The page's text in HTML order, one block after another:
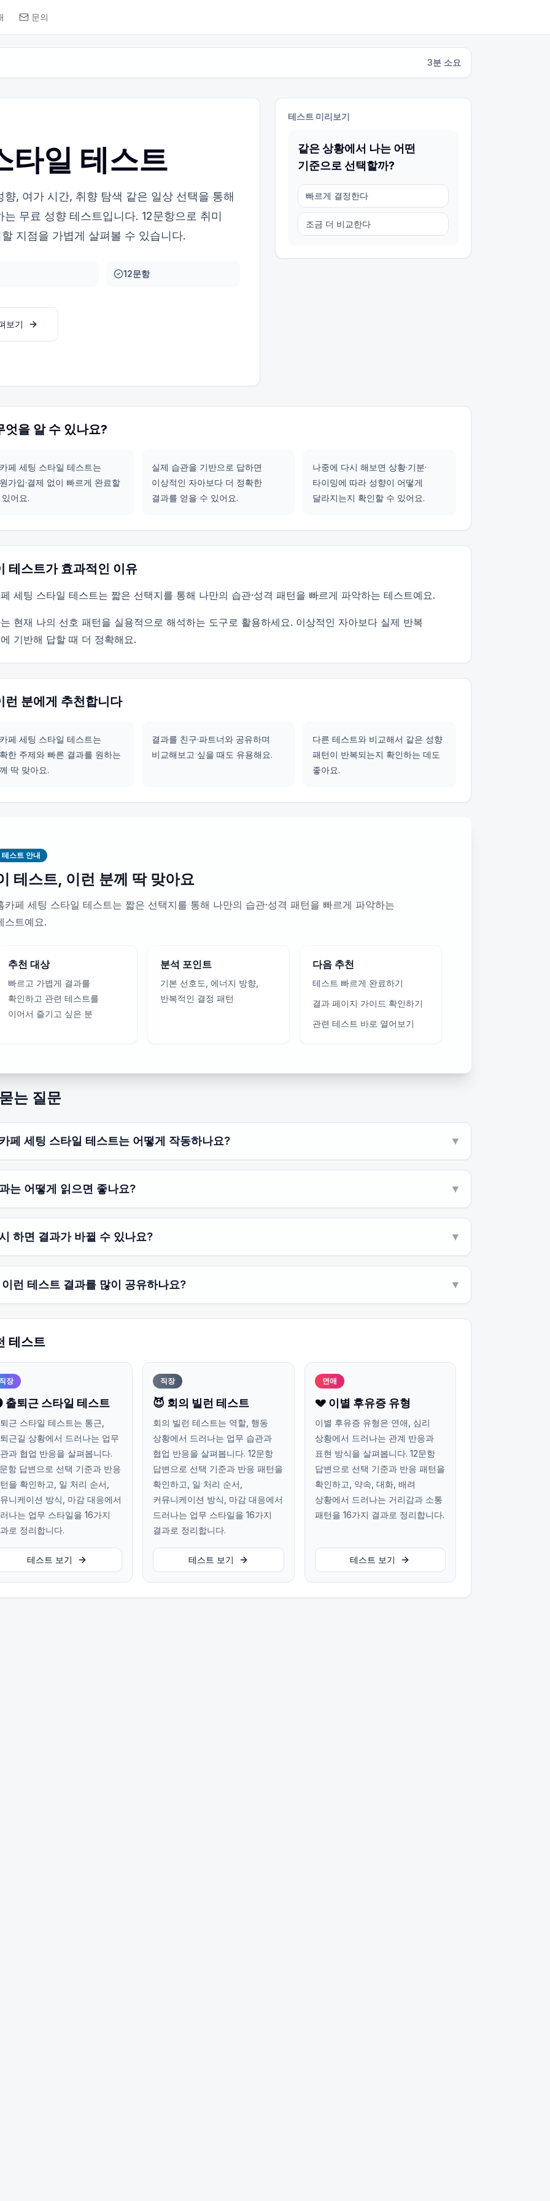
문의
3분 소요
타일 테스트
, 여가 시간, 취향 탐색 같은 일상 선택을 통해
무료 성향 테스트입니다. 12문항으로 취미
지점을 가볍게 살펴볼 수 있습니다.
12문항
보기
테스트 미리보기
같은 상황에서 나는 어떤
기준으로 선택할까?
빠르게 결정한다
조금 더 비교한다
엇을 알 수 있나요?
페 세팅 스타일 테스트는
가입·결제 없이 빠르게 완료할
어요.
실제 습관을 기반으로 답하면
이상적인 자아보다 더 정확한
결과를 얻을 수 있어요.
나중에 다시 해보면 상황·기분·
타이밍에 따라 성향이 어떻게
달라지는지 확인할 수 있어요.
테스트가 효과적인 이유
세팅 스타일 테스트는 짧은 선택지를 통해 나만의 습관·성격 패턴을 빠르게 파악하는 테스트예요.
현재 나의 선호 패턴을 실용적으로 해석하는 도구로 활용하세요. 이상적인 자아보다 실제 반복
기반해 답할 때 더 정확해요.
런 분에게 추천합니다
페 세팅 스타일 테스트는
한 주제와 빠른 결과를 원하는
딱 맞아요.
결과를 친구·파트너와 공유하며
비교해보고 싶을 때도 유용해요.
다른 테스트와 비교해서 같은 성향
패턴이 반복되는지 확인하는 데도
좋아요.
테스트 안내
테스트, 이런 분께 딱 맞아요
카페 세팅 스타일 테스트는 짧은 선택지를 통해 나만의 습관·성격 패턴을 빠르게 파악하는
스트예요.
추천 대상
빠르고 가볍게 결과를
확인하고 관련 테스트를
이어서 즐기고 싶은 분
분석 포인트
기본 선호도, 에너지 방향,
반복적인 결정 패턴
다음 추천
테스트 빠르게 완료하기
결과 페이지 가이드 확인하기
관련 테스트 바로 열어보기
는 질문
페 세팅 스타일 테스트는 어떻게 작동하나요? ▼
는 어떻게 읽으면 좋나요? ▼
하면 결과가 바뀔 수 있나요? ▼
런 테스트 결과를 많이 공유하나요? ▼
테스트
장
출퇴근 스타일 테스트
근 스타일 테스트는 통근,
근길 상황에서 드러나는 업무
과 협업 반응을 살펴봅니다.
항 답변으로 선택 기준과 반응
을 확인하고, 일 처리 순서,
니케이션 방식, 마감 대응에서
나는 업무 스타일을 16가지
로 정리합니다.
테스트 보기
직장
😈 회의 빌런 테스트
회의 빌런 테스트는 역할, 행동
상황에서 드러나는 업무 습관과
협업 반응을 살펴봅니다. 12문항
답변으로 선택 기준과 반응 패턴을
확인하고, 일 처리 순서,
커뮤니케이션 방식, 마감 대응에서
드러나는 업무 스타일을 16가지
결과로 정리합니다.
테스트 보기
연애
💔 이별 후유증 유형
이별 후유증 유형은 연애, 심리
상황에서 드러나는 관계 반응과
표현 방식을 살펴봅니다. 12문항
답변으로 선택 기준과 반응 패턴을
확인하고, 약속, 대화, 배려
상황에서 드러나는 거리감과 소통
패턴을 16가지 결과로 정리합니다.
테스트 보기